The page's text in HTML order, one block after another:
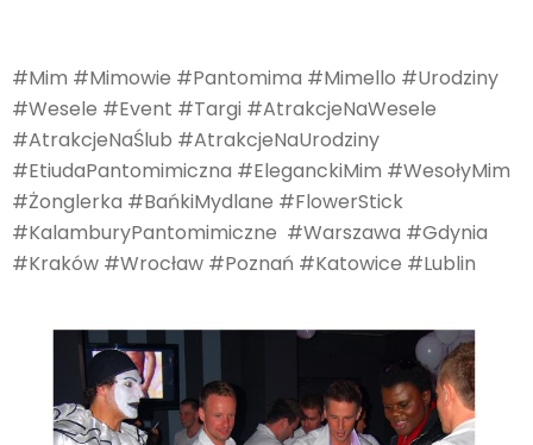
#Mim #Mimowie #Pantomima #Mimello #Urodziny
#Wesele #Event #Targi #AtrakcjeNaWesele
#AtrakcjeNaŚlub #AtrakcjeNaUrodziny
#EtiudaPantomimiczna #EleganckiMim #WesołyMim
#Żonglerka #BańkiMydlane #FlowerStick
#KalamburyPantomimiczne #Warszawa #Gdynia
#Kraków #Wrocław #Poznań #Katowice #Lublin